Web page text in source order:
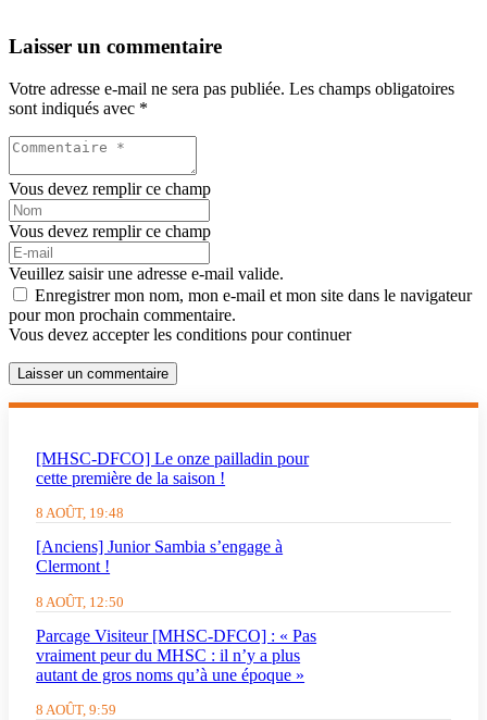
Laisser un commentaire
Votre adresse e-mail ne sera pas publiée. Les champs obligatoires
sont indiqués avec *
Vous devez remplir ce champ
Vous devez remplir ce champ
Veuillez saisir une adresse e-mail valide.
Enregistrer mon nom, mon e-mail et mon site dans le navigateur
pour mon prochain commentaire.
Vous devez accepter les conditions pour continuer
Laisser un commentaire
[MHSC-DFCO] Le onze pailladin pour
cette première de la saison !
8 AOÛT, 19:48
[Anciens] Junior Sambia s’engage à
Clermont !
8 AOÛT, 12:50
Parcage Visiteur [MHSC-DFCO] : « Pas
vraiment peur du MHSC : il n’y a plus
autant de gros noms qu’à une époque »
8 AOÛT, 9:59